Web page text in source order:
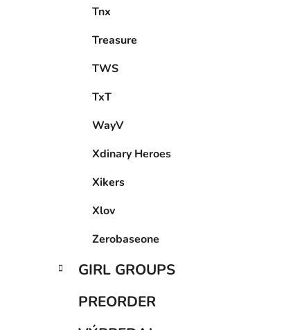
Tnx
Treasure
TWS
TxT
WayV
Xdinary Heroes
Xikers
Xlov
Zerobaseone
GIRL GROUPS
PREORDER